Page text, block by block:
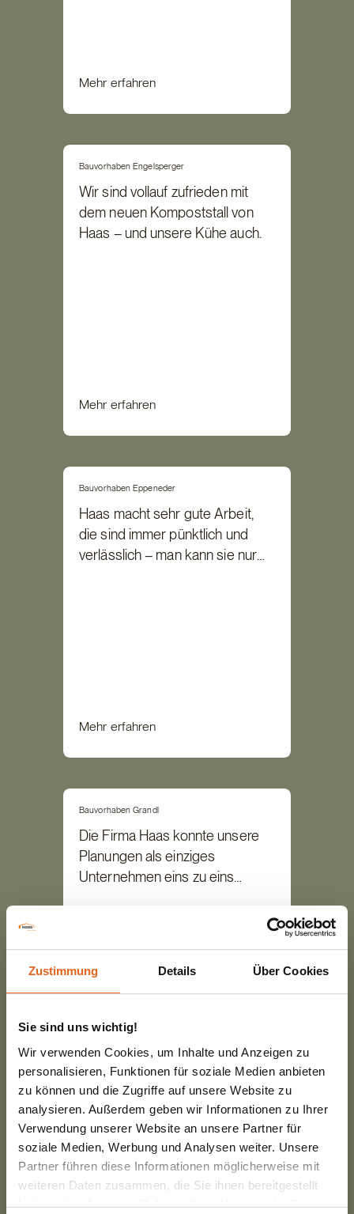
Zustimmung Details Über Cookies
Sie sind uns wichtig!
Wir verwenden Cookies, um Inhalte und Anzeigen zu
personalisieren, Funktionen für soziale Medien anbieten
zu können und die Zugriffe auf unsere Website zu
analysieren. Außerdem geben wir Informationen zu Ihrer
Verwendung unserer Website an unsere Partner für
soziale Medien, Werbung und Analysen weiter. Unsere
Partner führen diese Informationen möglicherweise mit
weiteren Daten zusammen, die Sie ihnen bereitgestellt
haben oder die sie im Rahmen Ihrer Nutzung der Dienste
Mehr erfahren
Bauvorhaben Engelsperger
Wir sind vollauf zufrieden mit
dem neuen Kompoststall von
Haas – und unsere Kühe auch.
Mehr erfahren
Bauvorhaben Eppeneder
Haas macht sehr gute Arbeit,
die sind immer pünktlich und
verlässlich – man kann sie nur
Mehr erfahren
Bauvorhaben Grandl
Die Firma Haas konnte unsere
Planungen als einziges
Unternehmen eins zu eins
Mehr erfahren
Bauvorhaben Engl
Eine neue Lagerhalle mit
vielfältigen Einsatzmöglichkeiten.